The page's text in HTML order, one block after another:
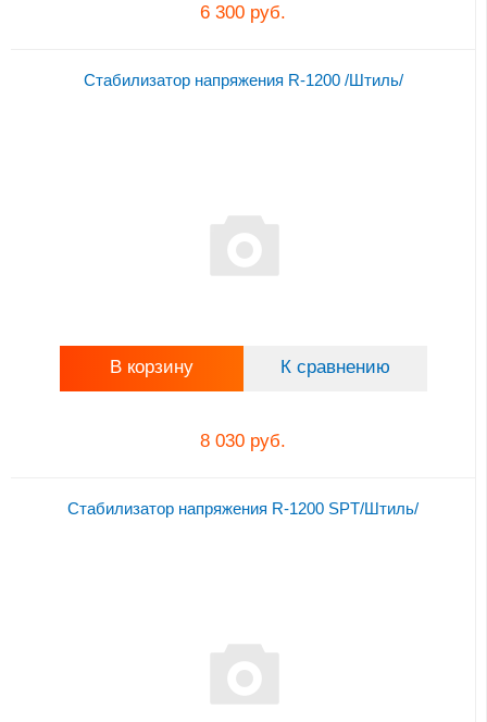
6 300 руб.
Стабилизатор напряжения R-1200 /Штиль/
В корзину К сравнению
8 030 руб.
Стабилизатор напряжения R-1200 SPT/Штиль/